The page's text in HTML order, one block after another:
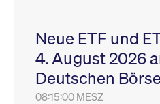
Neue ETF und
4. August 2026
Deutschen Börse
08:15:00 MESZ